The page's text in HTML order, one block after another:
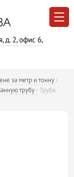
д. 2, офис 6,
за метр и тонну ›
трубу › Труба